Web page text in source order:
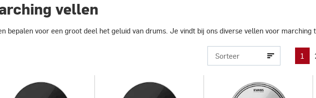
vellen
bepalen voor een groot deel het geluid van drums. Je vindt bij ons diverse vellen voor marching
1